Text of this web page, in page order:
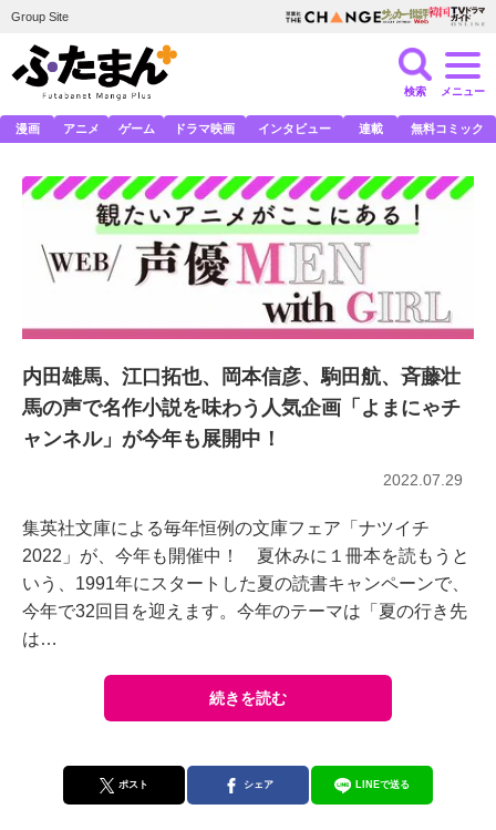
Group Site
検索 メニュー
漫画 アニメ ゲーム ドラマ映画 インタビュー 連載 無料コミック
内田雄馬、江口拓也、岡本信彦、駒田航、斉藤壮
馬の声で名作小説を味わう人気企画「よまにゃチ
ャンネル」が今年も展開中！
2022.07.29
集英社文庫による毎年恒例の文庫フェア「ナツイチ
2022」が、今年も開催中！ 夏休みに１冊本を読もうと
いう、1991年にスタートした夏の読書キャンペーンで、
今年で32回目を迎えます。今年のテーマは「夏の行き先
は…
続きを読む
ポスト シェア LINEで送る